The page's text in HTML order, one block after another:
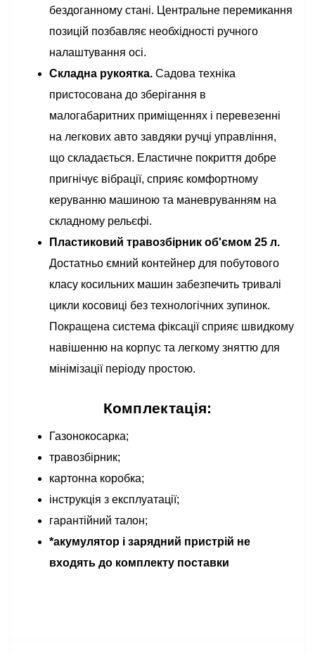
бездоганному стані. Центральне перемикання
позицій позбавляє необхідності ручного
налаштування осі.
Складна рукоятка. Садова техніка
пристосована до зберігання в
малогабаритних приміщеннях і перевезенні
на легкових авто завдяки ручці управління,
що складається. Еластичне покриття добре
пригнічує вібрації, сприяє комфортному
керуванню машиною та маневруванням на
складному рельєфі.
Пластиковий травозбірник об'ємом 25 л.
Достатньо ємний контейнер для побутового
класу косильних машин забезпечить тривалі
цикли косовиці без технологічних зупинок.
Покращена система фіксації сприяє швидкому
навішенню на корпус та легкому зняттю для
мінімізації періоду простою.
Комплектація:
Газонокосарка;
травозбірник;
картонна коробка;
інструкція з експлуатації;
гарантійний талон;
*акумулятор і зарядний пристрій не
входять до комплекту поставки